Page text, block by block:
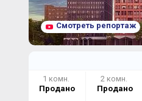
Смотреть репортаж
1 комн.
Продано
2 комн.
Продано